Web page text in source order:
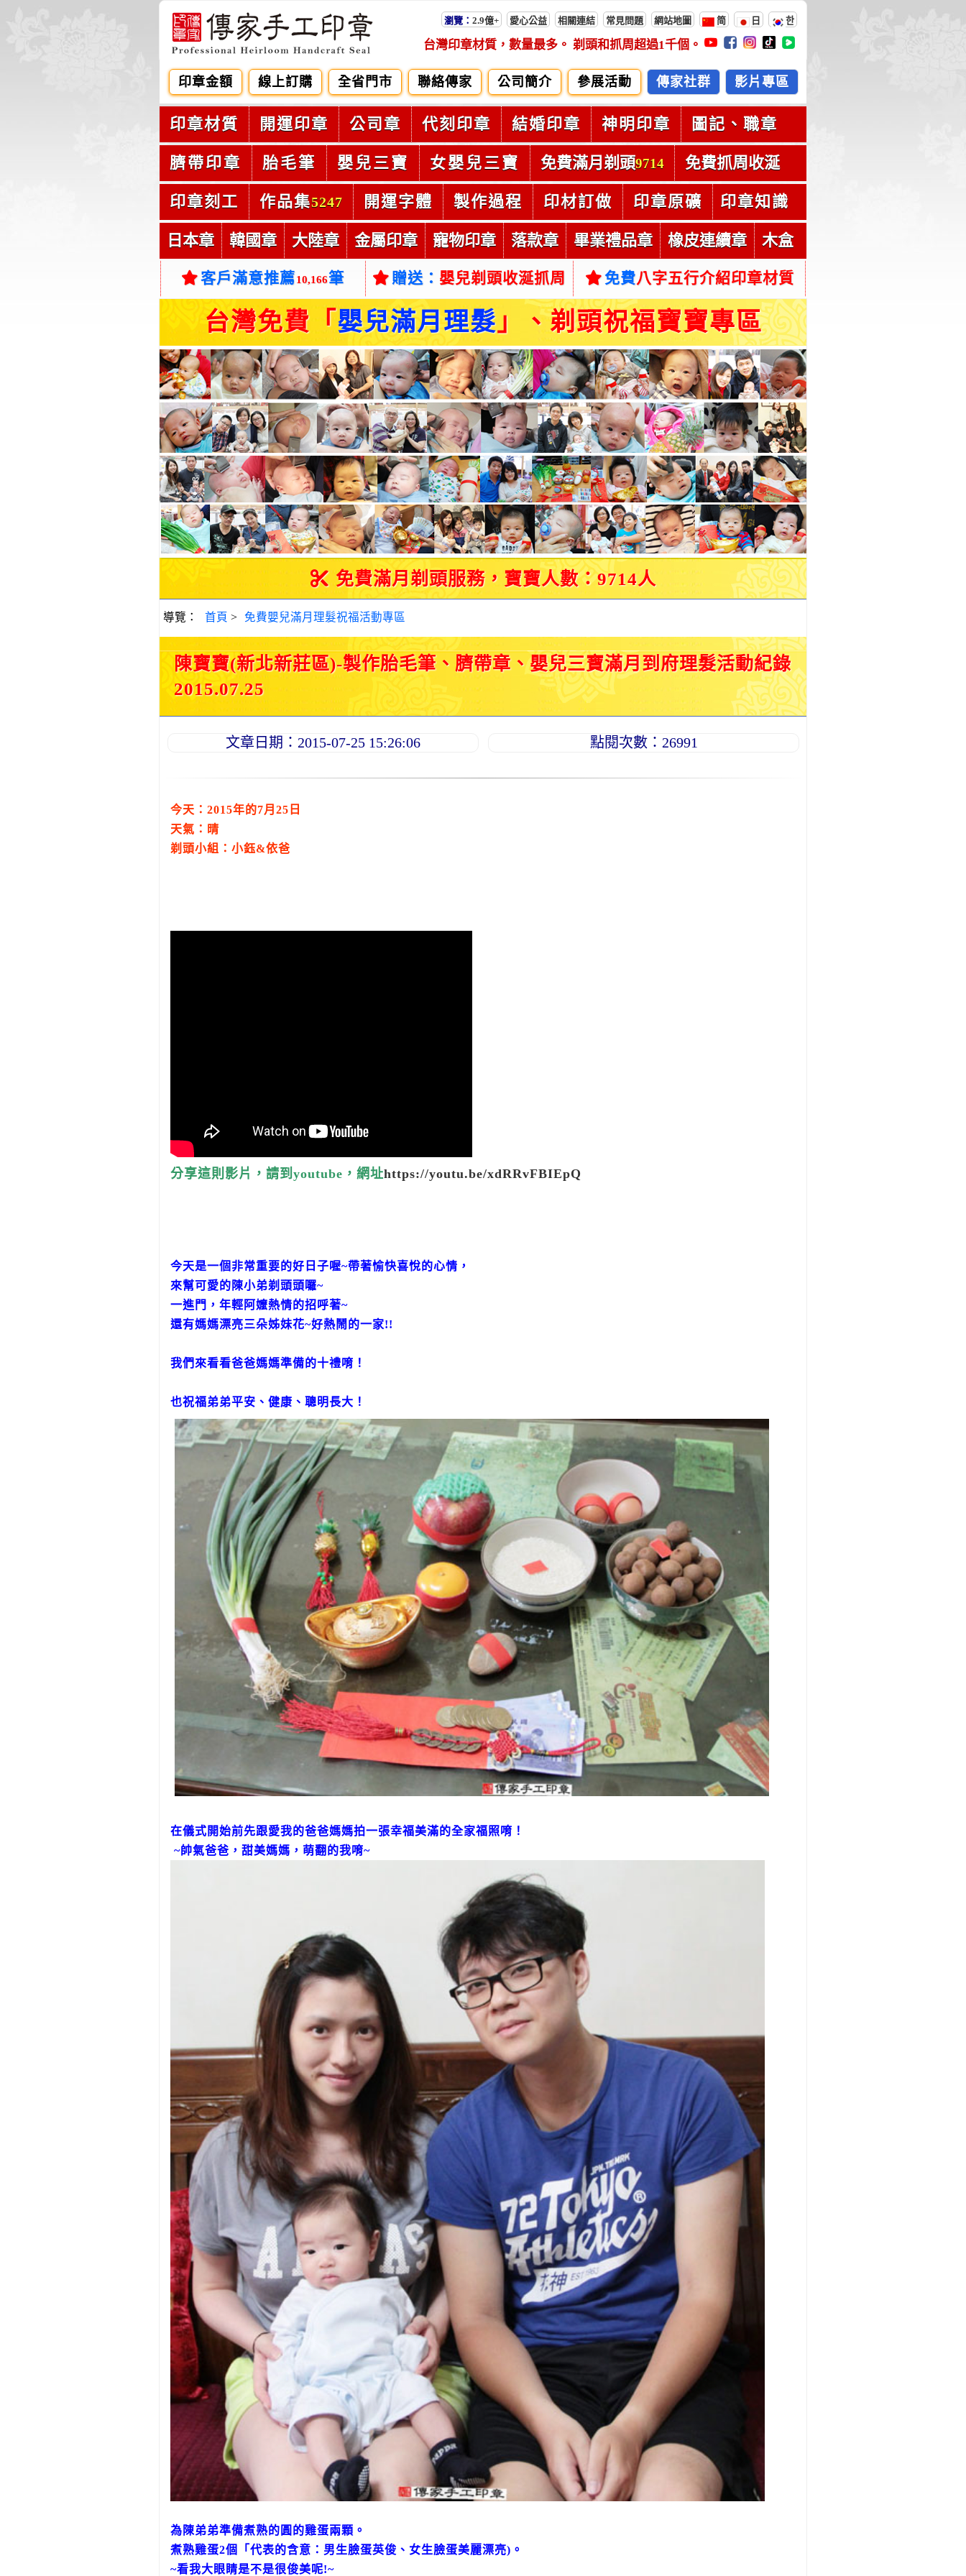
瀏覽： 2.9億+ 愛心公益 相關連結 常見問題 網站地圖 简 日 한
台灣印章材質，數量最多。 剃頭和抓周超過1千個。
印章金額 線上訂購 全省門市 聯絡傳家 公司簡介 參展活動 傳家社群 影片專區
印章材質 開運印章 公司章 代刻印章 結婚印章 神明印章 圖記、職章
臍帶印章 胎毛筆 嬰兒三寶 女嬰兒三寶 免費滿月剃頭9714 免費抓周收涎
印章刻工 作品集5247 開運字體 製作過程 印材訂做 印章原礦 印章知識
日本章 韓國章 大陸章 金屬印章 寵物印章 落款章 畢業禮品章 橡皮連續章 木盒
客戶滿意推薦10,166筆 贈送： 嬰兒剃頭收涎抓周 免費八字五行介紹印章材質
台灣免費「 嬰兒滿月理髮」、剃頭祝福寶寶專區
免費滿月剃頭服務，寶寶人數：9714人
導覽： 首頁 > 免費嬰兒滿月理髮祝福活動專區
陳寶寶(新北新莊區)-製作胎毛筆、臍帶章、嬰兒三寶滿月到府理髮活動紀錄
2015.07.25
文章日期：2015-07-25 15:26:06 點閱次數：26991
今天：2015年的7月25日
天氣：晴
剃頭小組：小鈺&依爸
分享這則影片，請到youtube，網址https://youtu.be/xdRRvFBIEpQ
今天是一個非常重要的好日子喔~帶著愉快喜悅的心情，
來幫可愛的陳小弟剃頭頭囉~
一進門，年輕阿嬤熱情的招呼著~
還有媽媽漂亮三朵姊妹花~好熱鬧的一家!!
我們來看看爸爸媽媽準備的十禮唷！
也祝福弟弟平安、健康、聰明長大！
在儀式開始前先跟愛我的爸爸媽媽拍一張幸福美滿的全家福照唷！
~帥氣爸爸，甜美媽媽，萌翻的我唷~
為陳弟弟準備煮熟的圓的雞蛋兩顆。
煮熟雞蛋2個「代表的含意：男生臉蛋英俊、女生臉蛋美麗漂亮)。
~看我大眼睛是不是很俊美呢!~